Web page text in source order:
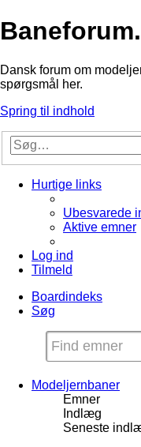
Dansk forum om
spørgsmål her.
Spring til indhold
Hurtige links
Ubesvarede
Aktive emner
Log ind
Tilmeld
Boardindeks
Søg
Modeljernbaner
Emner
Indlæg
Seneste